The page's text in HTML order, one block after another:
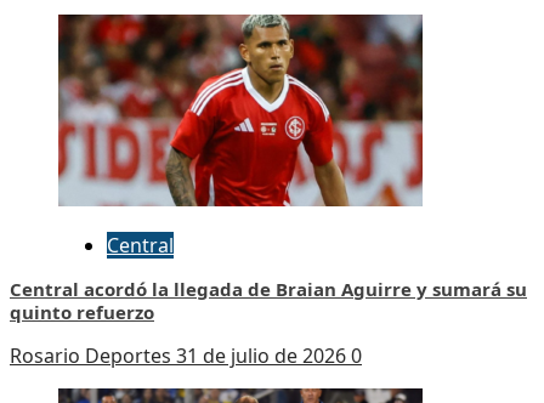
Central
Central acordó la llegada de Braian Aguirre y sumará su
quinto refuerzo
Rosario Deportes 31 de julio de 20260